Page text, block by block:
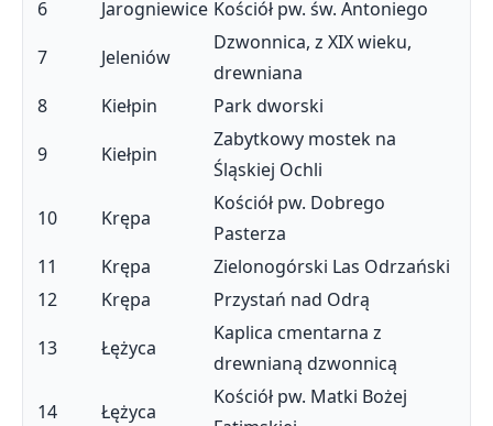
6 Jarogniewice Kościół pw. św. Antoniego
7
Jeleniów
Dzwonnica, z XIX wieku,
drewniana
8
Kiełpin
Park dworski
9
Kiełpin
Zabytkowy mostek na
Śląskiej Ochli
10
Krępa
Kościół pw. Dobrego
Pasterza
11
Krępa
Zielonogórski Las Odrzański
12
Krępa
Przystań nad Odrą
13
Łężyca
Kaplica cmentarna z
drewnianą dzwonnicą
14
Łężyca
Kościół pw. Matki Bożej